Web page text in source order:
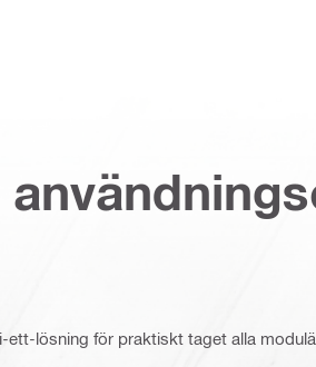
ett-lösning för praktiskt taget alla